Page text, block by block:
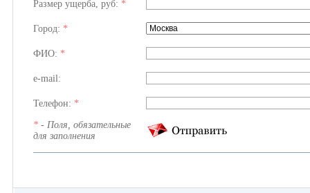
Размер ущерба, руб: *
Город: *
ФИО: *
e-mail:
Телефон: *
* - Поля, обязательные
для заполнения